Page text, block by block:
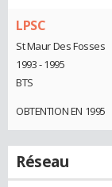
LPSC
St Maur Des Fosses
1993 - 1995
BTS
OBTENTION EN 1995
Réseau